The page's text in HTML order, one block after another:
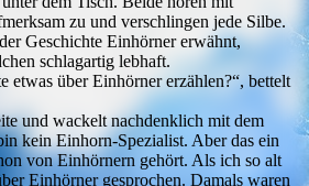
zu und verschlingen jede Silbe.
Geschichte Einhörner erwähnt,
schlagartig lebhaft.
etwas über Einhörner erzählen?“, bettelt
und wackelt nachdenklich mit dem
kein Einhorn-Spezialist. Aber das ein
von Einhörnern gehört. Als ich so alt
Einhörner gesprochen. Damals waren